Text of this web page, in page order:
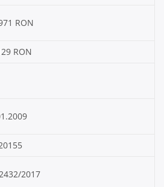
RON
RON
2017